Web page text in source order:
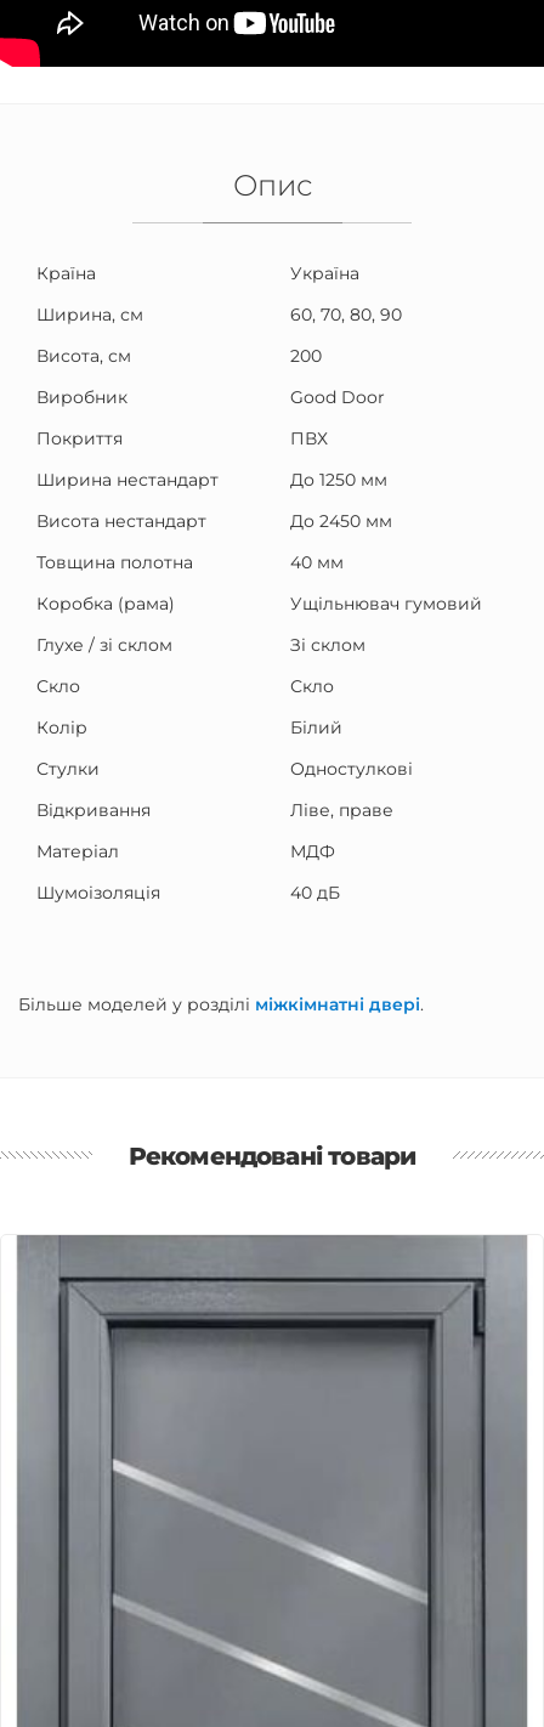
Опис
Країна
Україна
Ширина, см
60, 70, 80, 90
Висота, см
200
Виробник
Good Door
Покриття
ПВХ
Ширина нестандарт
До 1250 мм
Висота нестандарт
До 2450 мм
Товщина полотна
40 мм
Коробка (рама)
Ущільнювач гумовий
Глухе / зі склом
Зі склом
Скло
Скло
Колір
Білий
Стулки
Одностулкові
Відкривання
Ліве, праве
Матеріал
МДФ
Шумоізоляція
40 дБ
Більше моделей у розділі міжкімнатні двері.
Рекомендовані товари